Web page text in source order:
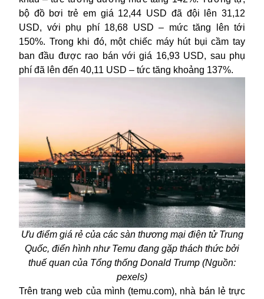
bộ đồ bơi trẻ em giá 12,44 USD đã đội lên 31,12
USD, với phụ phí 18,68 USD – mức tăng lên tới
150%. Trong khi đó, một chiếc máy hút bụi cầm tay
ban đầu được rao bán với giá 16,93 USD, sau phụ
phí đã lên đến 40,11 USD – tức tăng khoảng 137%.
Ưu điểm giá rẻ của các sàn thương mại điện tử Trung
Quốc, điển hình như Temu đang gặp thách thức bởi
thuế quan của Tổng thống Donald Trump (Nguồn:
pexels)
Trên trang web của mình (temu.com), nhà bán lẻ trực